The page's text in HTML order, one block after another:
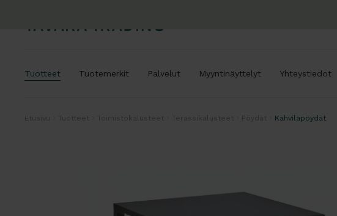
Tuotteet Tuotemerkit Palvelut Myyntinäyttelyt Yhteystiedot
Kahvilapöydät